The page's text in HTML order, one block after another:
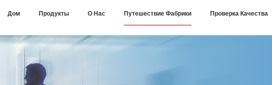
Дом Продукты О Нас Путешествие Фабрики Проверка Качества